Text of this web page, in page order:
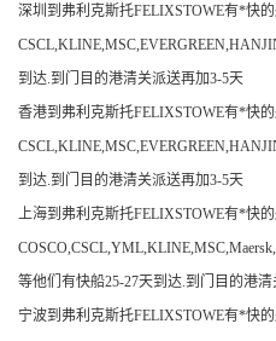
深圳到弗利克斯托FELIXSTOWE有*快
到达.到门目的港清关派送再加3-5天
香港到弗利克斯托FELIXSTOWE有*快
到达.到门目的港清关派送再加3-5天
上海到弗利克斯托FELIXSTOWE有*快
等他们有快船25-27天到达.到门目的港
宁波到弗利克斯托FELIXSTOWE有*快